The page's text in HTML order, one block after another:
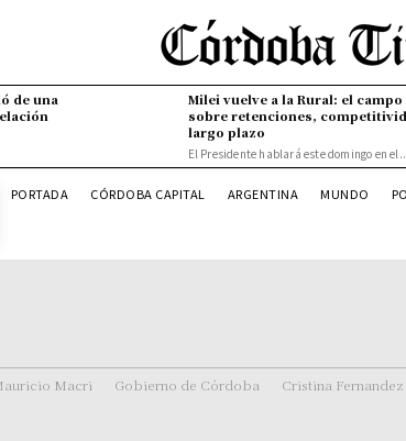
de una
Milei vuelve a la Rural: el
sobre retenciones,
largo plazo
El Presidente hablará este domingo en
PORTADA CÓRDOBA CAPITAL ARGENTINA MUNDO
Macri Gobierno de Córdoba Cristina